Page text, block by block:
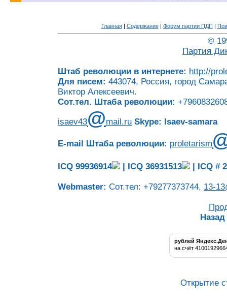
Главная| Содержание| Форум партии ПДП |
©
Партия
Штаб революции в интернете: http://
Для писем: 443074, Россия, город
Виктор Алексеевич.
Сот.тел. Штаба революции:
isaev43@mail.ru Skype: Isaev-samara
E-mail Штаба революции: proletarism
ICQ 99936914 | ICQ 36931513 | ICQ #
Webmaster: Сот.тел: +79277373744, 13-
Назад
рублей
на счёт
Открытие